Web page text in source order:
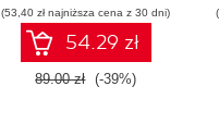
(53,40 zł najniższa cena z 30 dni)
54.29 zł
89.00 zł (-39%)